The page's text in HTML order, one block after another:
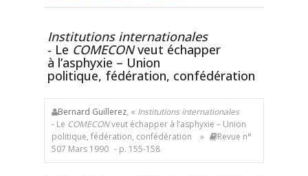
Institutions internationales
- Le COMECONveut échapper
à l’asphyxie – Union
politique, fédération, confédération
Bernard Guillerez, « Institutions internationales
- Le COMECONveut échapper à l’asphyxie – Union
politique, fédération, confédération »
Revue n°
507 Mars 1990 - p. 155-158